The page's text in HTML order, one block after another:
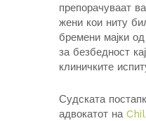
препорачуваат
жени кои ниту
бремени мајки
за безбедност
клиничките
Судската
адвокатот на